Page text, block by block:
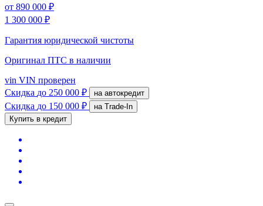
от 890 000 ₽
1 300 000 ₽
Гарантия юридической чистоты
Оригинал ПТС в наличии
vin VIN проверен
Скидка до 250 000 ₽ на автокредит
Скидка до 150 000 ₽
на Trade-In
Купить в кредит